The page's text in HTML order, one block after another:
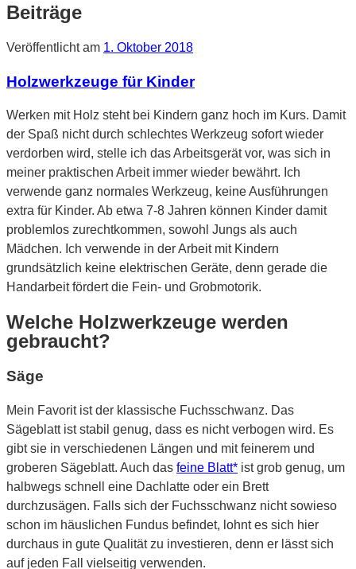
Beiträge
Veröffentlicht am 1. Oktober 2018
Holzwerkzeuge für Kinder
Werken mit Holz steht bei Kindern ganz hoch im Kurs. Damit
der Spaß nicht durch schlechtes Werkzeug sofort wieder
verdorben wird, stelle ich das Arbeitsgerät vor, was sich in
meiner praktischen Arbeit immer wieder bewährt. Ich
verwende ganz normales Werkzeug, keine Ausführungen
extra für Kinder. Ab etwa 7-8 Jahren können Kinder damit
problemlos zurechtkommen, sowohl Jungs als auch
Mädchen. Ich verwende in der Arbeit mit Kindern
grundsätzlich keine elektrischen Geräte, denn gerade die
Handarbeit fördert die Fein- und Grobmotorik.
Welche Holzwerkzeuge werden
gebraucht?
Säge
Mein Favorit ist der klassische Fuchsschwanz. Das
Sägeblatt ist stabil genug, dass es nicht verbogen wird. Es
gibt sie in verschiedenen Längen und mit feinerem und
groberen Sägeblatt. Auch das feine Blatt* ist grob genug, um
halbwegs schnell eine Dachlatte oder ein Brett
durchzusägen. Falls sich der Fuchsschwanz nicht sowieso
schon im häuslichen Fundus befindet, lohnt es sich hier
durchaus in gute Qualität zu investieren, denn er lässt sich
auf jeden Fall vielseitig verwenden.